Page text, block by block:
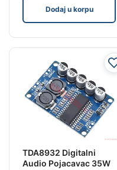
Dodaj u korpu
TDA8932 Digitalni
Audio Pojacavac 35W